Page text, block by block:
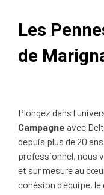
Les
de
Plongez dans
Campagne avec
depuis plus de 20
professionnel, nous
et sur mesure au
cohésion d'équipe,